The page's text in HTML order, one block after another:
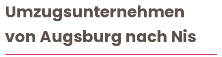
Umzugsunternehmen
von Augsburg nach Nis